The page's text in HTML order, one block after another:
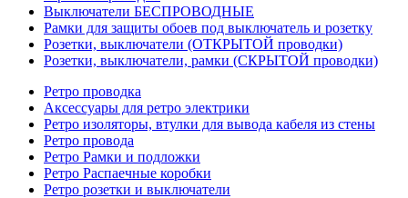
Выключатели БЕСПРОВОДНЫЕ
Рамки для защиты обоев под выключатель и розетку
Розетки, выключатели (ОТКРЫТОЙ проводки)
Розетки, выключатели, рамки (СКРЫТОЙ проводки)
Ретро проводка
Аксессуары для ретро электрики
Ретро изоляторы, втулки для вывода кабеля из стены
Ретро провода
Ретро Рамки и подложки
Ретро Распаечные коробки
Ретро розетки и выключатели